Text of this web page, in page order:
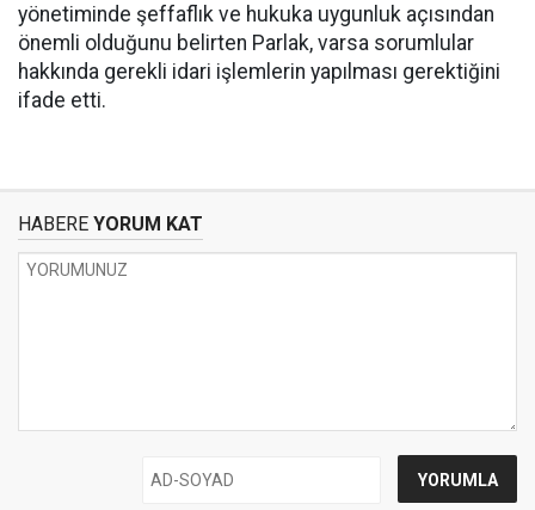
yönetiminde şeffaflık ve hukuka uygunluk açısından
önemli olduğunu belirten Parlak, varsa sorumlular
hakkında gerekli idari işlemlerin yapılması gerektiğini
ifade etti.
HABERE YORUM KAT